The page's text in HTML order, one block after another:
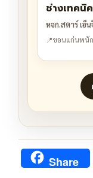
ช่างเทคนิ
หจก.สตาร์ เอ็
📍ขอนแก่นพนัก
Share